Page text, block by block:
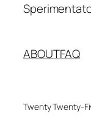
ABOUTFAQ
Twenty Twenty-